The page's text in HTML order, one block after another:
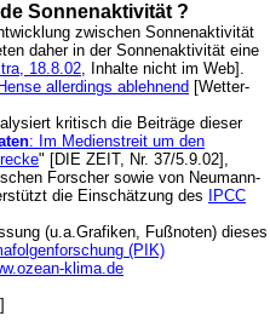
Sonnenaktivität ?
zwischen Sonnenaktivität
daher in der Sonnenaktivität eine
18.8.02, Inhalte nicht im Web].
allerdings ablehnend [Wetter-
kritisch die Beiträge dieser
: Im Medienstreit um den
" [DIE ZEIT, Nr. 37/5.9.02],
Forscher sowie von Neumann-
die Einschätzung des
IPCC
(u.a.Grafiken, Fußnoten) dieses
(PIK)
klima.de
]